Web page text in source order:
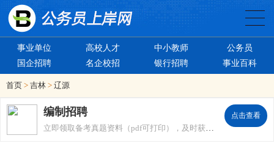
事业单位 高校人才 中小教师
公务员
国企招聘
名企校招 银行招聘 事业百科
首页 > 吉林 > 辽源
编制招聘 点击查看